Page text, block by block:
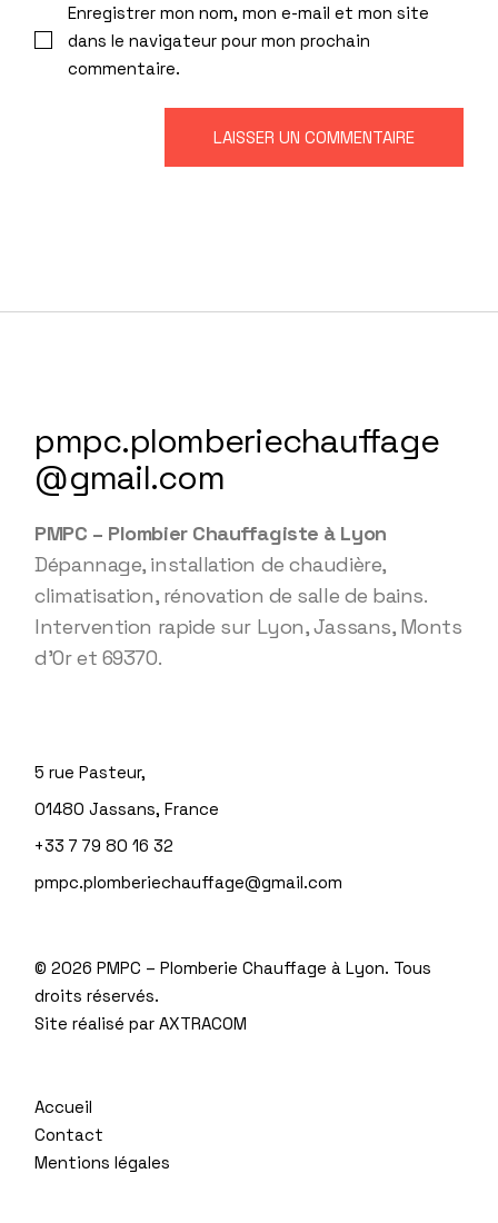
Enregistrer mon nom, mon e-mail et mon site
dans le navigateur pour mon prochain
commentaire.
LAISSER UN COMMENTAIRE
pmpc.plomberiechauffage
@gmail.com
PMPC – Plombier Chauffagiste à Lyon
Dépannage, installation de chaudière,
climatisation, rénovation de salle de bains.
Intervention rapide sur Lyon, Jassans, Monts
d’Or et 69370.
5 rue Pasteur,
01480 Jassans, France
+33 7 79 80 16 32
pmpc.plomberiechauffage@gmail.com
©2026 PMPC – Plomberie Chauffage à Lyon. Tous
droits réservés.
Site réalisé parAXTRACOM
Accueil
Contact
Mentions légales